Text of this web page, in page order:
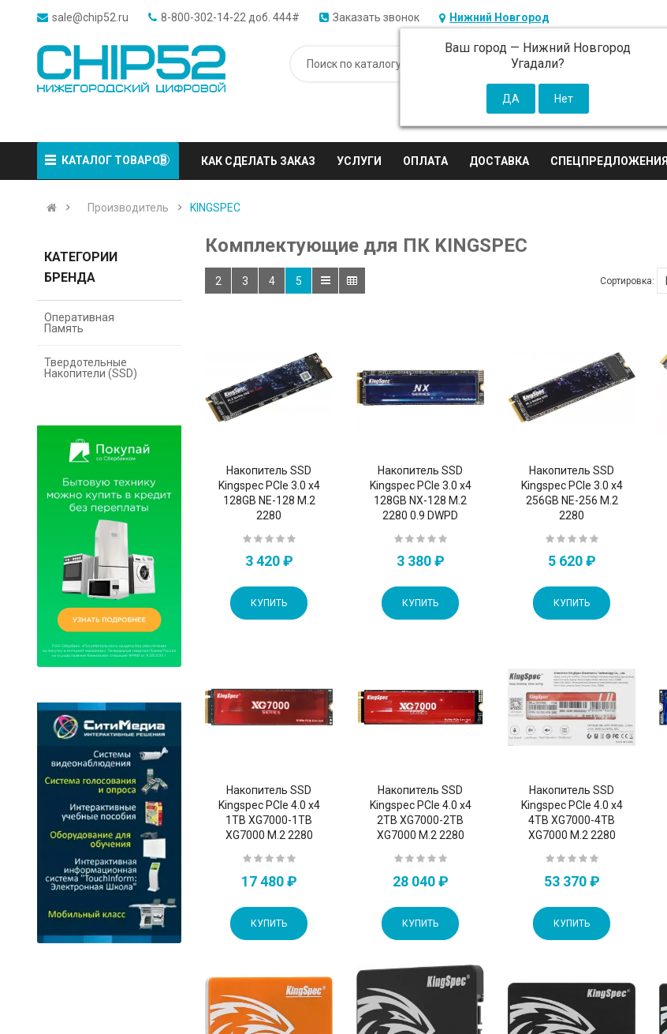
sale@chip52.ru 8-800-302-14-22 доб. 444# Заказать звонок Нижний Новгород
Ваш город — Нижний Новгород
Угадали?
КАТАЛОГ ТОВАРОВ КАК СДЕЛАТЬ ЗАКАЗ УСЛУГИ ОПЛАТА ДОСТАВКА СПЕЦПРЕДЛОЖЕНИЯ
Производитель KINGSPEC
КАТЕГОРИИ
БРЕНДА
Оперативная
Память
Твердотельные
Накопители (SSD)
Комплектующие для ПК KINGSPEC
2 3 4 5 Сортировка:
Накопитель SSD
Kingspec PCIe 3.0 x4
128GB NE-128 M.2
2280
3 420 ₽
КУПИТЬ
Накопитель SSD
Kingspec PCIe 3.0 x4
128GB NX-128 M.2
2280 0.9 DWPD
3 380 ₽
КУПИТЬ
Накопитель SSD
Kingspec PCIe 3.0 x4
256GB NE-256 M.2
2280
5 620 ₽
КУПИТЬ
Накопитель SSD
Kingspec PCIe 4.0 x4
1TB XG7000-1TB
XG7000 M.2 2280
17 480 ₽
КУПИТЬ
Накопитель SSD
Kingspec PCIe 4.0 x4
2TB XG7000-2TB
XG7000 M.2 2280
28 040 ₽
КУПИТЬ
Накопитель SSD
Kingspec PCIe 4.0 x4
4TB XG7000-4TB
XG7000 M.2 2280
53 370 ₽
КУПИТЬ